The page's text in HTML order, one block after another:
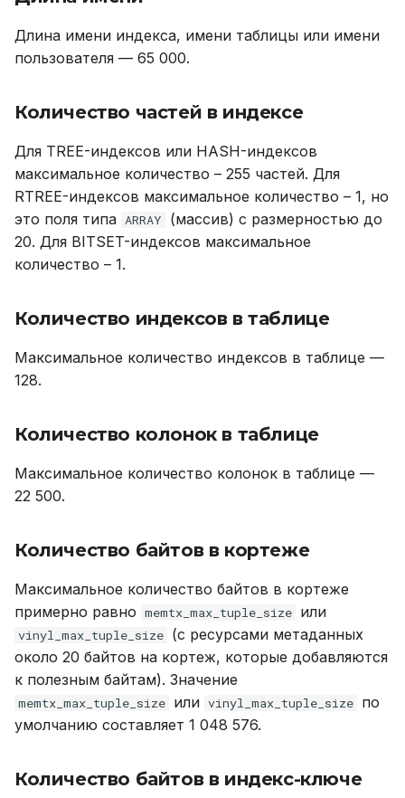
Длина имени индекса, имени таблицы или имени
пользователя — 65 000.
Количество частей в индексе
Для TREE-индексов или HASH-индексов
максимальное количество – 255 частей. Для
RTREE-индексов максимальное количество – 1, но
это поля типа ARRAY
(массив) с размерностью до
20. Для BITSET-индексов максимальное
количество – 1.
Количество индексов в таблице
Максимальное количество индексов в таблице —
128.
Количество колонок в таблице
Максимальное количество колонок в таблице —
22 500.
Количество байтов в кортеже
Максимальное количество байтов в кортеже
примерно равно memtx_max_tuple_size или
vinyl_max_tuple_size (с ресурсами метаданных
около 20 байтов на кортеж, которые добавляются
к полезным байтам). Значение
memtx_max_tuple_size или vinyl_max_tuple_size по
умолчанию составляет 1 048 576.
Количество байтов в индекс-ключе